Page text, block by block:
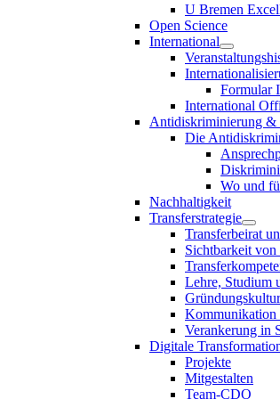
U Bremen
Open Science
International
Formular
International
Antidiskriminierung &
Die
Wo und
Nachhaltigkeit
Transferstrategie
Transferbeirat
Sichtbarkeit von
Lehre, Studium
Kommunikation
Verankerung in
Digitale
Projekte
Mitgestalten
Team-CDO